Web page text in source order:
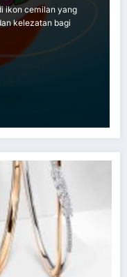
ikon cemilan yang
kelezatan bagi